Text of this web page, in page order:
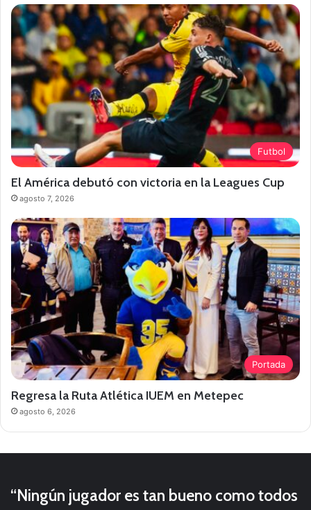
Futbol
El América debutó con victoria en la Leagues Cup
agosto 7, 2026
Portada
Regresa la Ruta Atlética IUEM en Metepec
agosto 6, 2026
“Ningún jugador es tan bueno como todos